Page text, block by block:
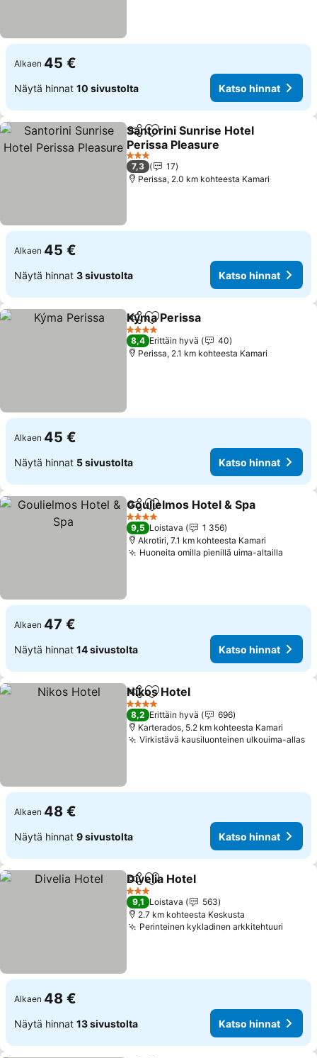
Alkaen 45 €
Näytä hinnat 10 sivustolta Katso hinnat
Jaa Lisää suosikkeihin
Santorini Sunrise Hotel
Perissa Pleasure
Katso hinnat
3 Tähtiluokitus
7,3
17
Perissa, 2.0 km kohteesta Kamari
Alkaen 45 €
Näytä hinnat 3 sivustolta Katso hinnat
Jaa Lisää suosikkeihin
Kýma Perissa
4 Tähtiluokitus
8,4 Erittäin hyvä
40
Perissa, 2.1 km kohteesta Kamari
Alkaen 45 €
Näytä hinnat 5 sivustolta Katso hinnat
Jaa Lisää suosikkeihin
Goulielmos Hotel & Spa
4 Tähtiluokitus
9,5 Loistava
1 356
Akrotiri, 7.1 km kohteesta Kamari
Huoneita omilla pienillä uima-altailla
Alkaen 47 €
Näytä hinnat 14 sivustolta Katso hinnat
Jaa Lisää suosikkeihin
Nikos Hotel
4 Tähtiluokitus
8,2 Erittäin hyvä
696
Karterados, 5.2 km kohteesta Kamari
Virkistävä kausiluonteinen ulkouima-allas
Alkaen 48 €
Näytä hinnat 9 sivustolta Katso hinnat
Jaa Lisää suosikkeihin
Divelia Hotel
3 Tähtiluokitus
9,1 Loistava
563
2.7 km kohteesta Keskusta
Perinteinen kykladinen arkkitehtuuri
Alkaen 48 €
Näytä hinnat 13 sivustolta Katso hinnat